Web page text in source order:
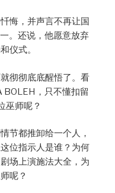
悔，并声言不再让国
。还说，他愿意放弃
仪式。
彻彻底底醒悟了。看
BOLEH，只不懂扣留
巫师呢？
节都推卸给一个人，
位指示人是谁？为何
场上演施法大全，为
呢？